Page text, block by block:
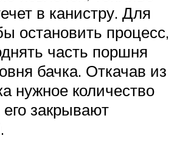
в канистру. Для
остановить процесс,
часть поршня
бачка. Откачав из
нужное количество
закрывают